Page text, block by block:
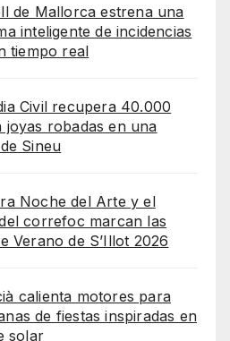
de Mallorca estrena una
inteligente de incidencias
tiempo real
Civil recupera 40.000
joyas robadas en una
Sineu
Noche del Arte y el
correfoc marcan las
Verano de S’Illot 2026
calienta motores para
de fiestas inspiradas en
solar